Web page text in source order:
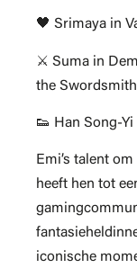
🖤 Srimaya in
⚔️ Suma in
the
👟 Han Song-
Emi’s talent
heeft hen tot
iconische